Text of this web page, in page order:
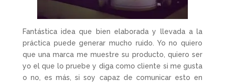
Fantástica idea que bien elaborada y llevada a la
práctica puede generar mucho ruido. Yo no quiero
que una marca me muestre su producto, quiero ser
yo el que lo pruebe y diga como cliente si me gusta
o no, es más, si soy capaz de comunicar esto en